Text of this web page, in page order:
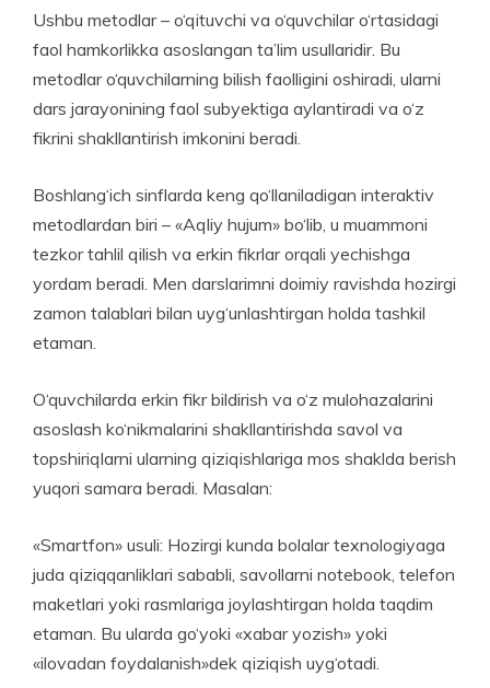
Ushbu metodlar – o‘qituvchi va o‘quvchilar o‘rtasidagi
faol hamkorlikka asoslangan ta’lim usullaridir. Bu
metodlar o‘quvchilarning bilish faolligini oshiradi, ularni
dars jarayonining faol subyektiga aylantiradi va o‘z
fikrini shakllantirish imkonini beradi.
Boshlang‘ich sinflarda keng qo‘llaniladigan inte­raktiv
metodlardan biri – «Aqliy hujum» bo‘lib, u muammoni
tezkor tahlil qilish va erkin fikrlar orqali yechishga
yordam beradi. Men darslarimni doimiy ravishda hozirgi
zamon talablari bilan uyg‘unlashtirgan holda tashkil
etaman.
O‘quvchilarda erkin fikr bildirish va o‘z mulohazalarini
asoslash ko‘nikmalarini shakllantirishda savol va
topshiriqlarni ularning qiziqishlariga mos shaklda berish
yuqori samara beradi. Masalan:
«Smartfon» usuli: Hozirgi kunda bolalar texnologiyaga
juda qiziqqanliklari sababli, savollarni notebook, telefon
maketlari yoki rasmlariga joylashtirgan holda taqdim
etaman. Bu ularda go‘yoki «xabar yozish» yoki
«ilovadan foydalanish»dek qiziqish uyg‘otadi.